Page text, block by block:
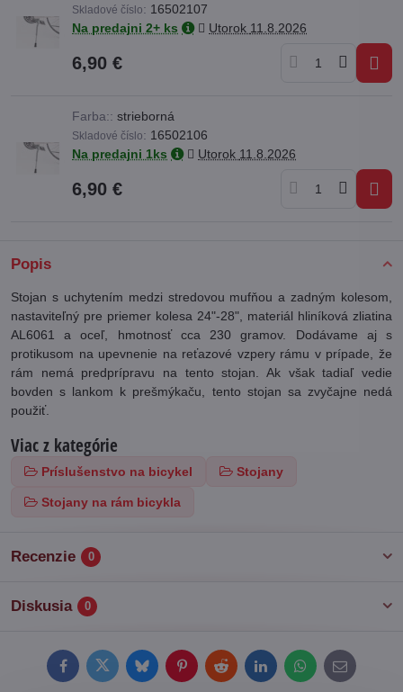
Skladové číslo: 16502107
Na predajni 2+ ks
Utorok 11.8.2026
6,90 €
Farba:: strieborná
Skladové číslo: 16502106
Na predajni 1ks
Utorok 11.8.2026
6,90 €
Popis
Stojan s uchytením medzi stredovou mufňou a zadným kolesom,
nastaviteľný pre priemer kolesa 24"-28", materiál hliníková zliatina
AL6061 a oceľ, hmotnosť cca 230 gramov. Dodávame aj s
protikusom na upevnenie na reťazové vzpery rámu v prípade, že
rám nemá predprípravu na tento stojan. Ak však tadiaľ vedie
bovden s lankom k prešmýkaču, tento stojan sa zvyčajne nedá
použiť.
Viac z kategórie
Príslušenstvo na bicykel Stojany
Stojany na rám bicykla
Recenzie 0
Diskusia 0
FacebookTwitterBlueskyPinterestRedditLinkedInWhatsApp
E-
mail